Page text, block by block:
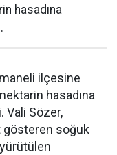
hasadına
ilçesine
hasadına
Vali Sözer,
gösteren soğuk